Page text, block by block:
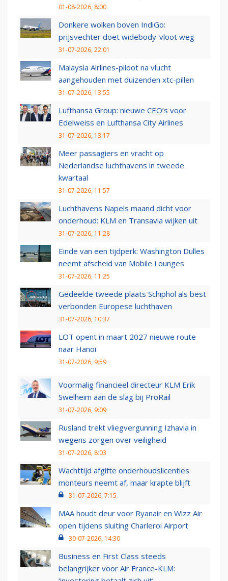
01-08-2026, 8:00
Donkere wolken boven IndiGo:
prijsvechter doet widebody-vloot weg
31-07-2026, 22:01
Malaysia Airlines-piloot na vlucht
aangehouden met duizenden xtc-pillen
31-07-2026, 13:55
Lufthansa Group: nieuwe CEO’s voor
Edelweiss en Lufthansa City Airlines
31-07-2026, 13:17
Meer passagiers en vracht op
Nederlandse luchthavens in tweede
kwartaal
31-07-2026, 11:57
Luchthavens Napels maand dicht voor
onderhoud: KLM en Transavia wijken uit
31-07-2026, 11:28
Einde van een tijdperk: Washington Dulles
neemt afscheid van Mobile Lounges
31-07-2026, 11:25
Gedeelde tweede plaats Schiphol als best
verbonden Europese luchthaven
31-07-2026, 10:37
LOT opent in maart 2027 nieuwe route
naar Hanoi
31-07-2026, 9:59
Voormalig financieel directeur KLM Erik
Swelheim aan de slag bij ProRail
31-07-2026, 9:09
Rusland trekt vliegvergunning Izhavia in
wegens zorgen over veiligheid
31-07-2026, 8:03
Wachttijd afgifte onderhoudslicenties
monteurs neemt af, maar krapte blijft
31-07-2026, 7:15
MAA houdt deur voor Ryanair en Wizz Air
open tijdens sluiting Charleroi Airport
30-07-2026, 14:30
Business en First Class steeds
belangrijker voor Air France-KLM: